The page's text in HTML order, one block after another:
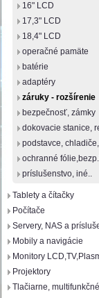
16" LCD
17,3" LCD
18,4" LCD
operačné pamäte
batérie
adaptéry
záruky - rozšírenie
bezpečnosť, zámky
dokovacie stanice,
podstavce,
ochranné
príslušenstvo, iné..
Tablety a čítačky
Počítače
Servery, NAS a
Mobily a navigácie
Monitory
Projektory
Tlačiarne,